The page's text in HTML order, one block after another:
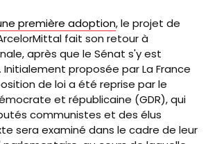
première adoption, le projet de
fait son retour à
après que le Sénat s'y est
proposée par La France
de loi a été reprise par le
et républicaine (GDR), qui
communistes et des élus
sera examiné dans le cadre de leur